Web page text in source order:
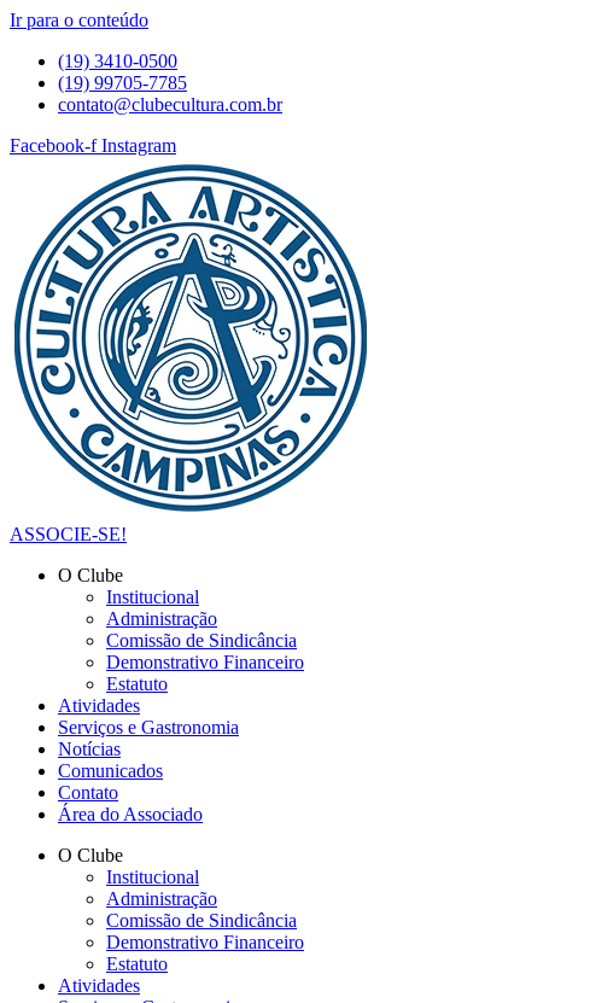
Ir para o conteúdo
(19) 3410-0500
(19) 99705-7785
contato@clubecultura.com.br
Facebook-f Instagram
ASSOCIE-SE!
O Clube
Institucional
Administração
Comissão de Sindicância
Demonstrativo Financeiro
Estatuto
Atividades
Serviços e Gastronomia
Notícias
Comunicados
Contato
Área do Associado
O Clube
Institucional
Administração
Comissão de Sindicância
Demonstrativo Financeiro
Estatuto
Atividades